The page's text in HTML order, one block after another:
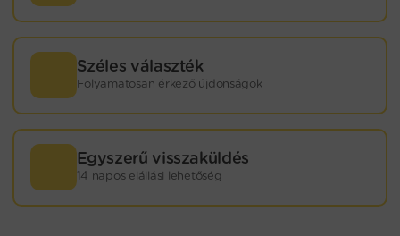
Széles választék
Folyamatosan érkező újdonságok
Egyszerű visszaküldés
14 napos elállási lehetőség